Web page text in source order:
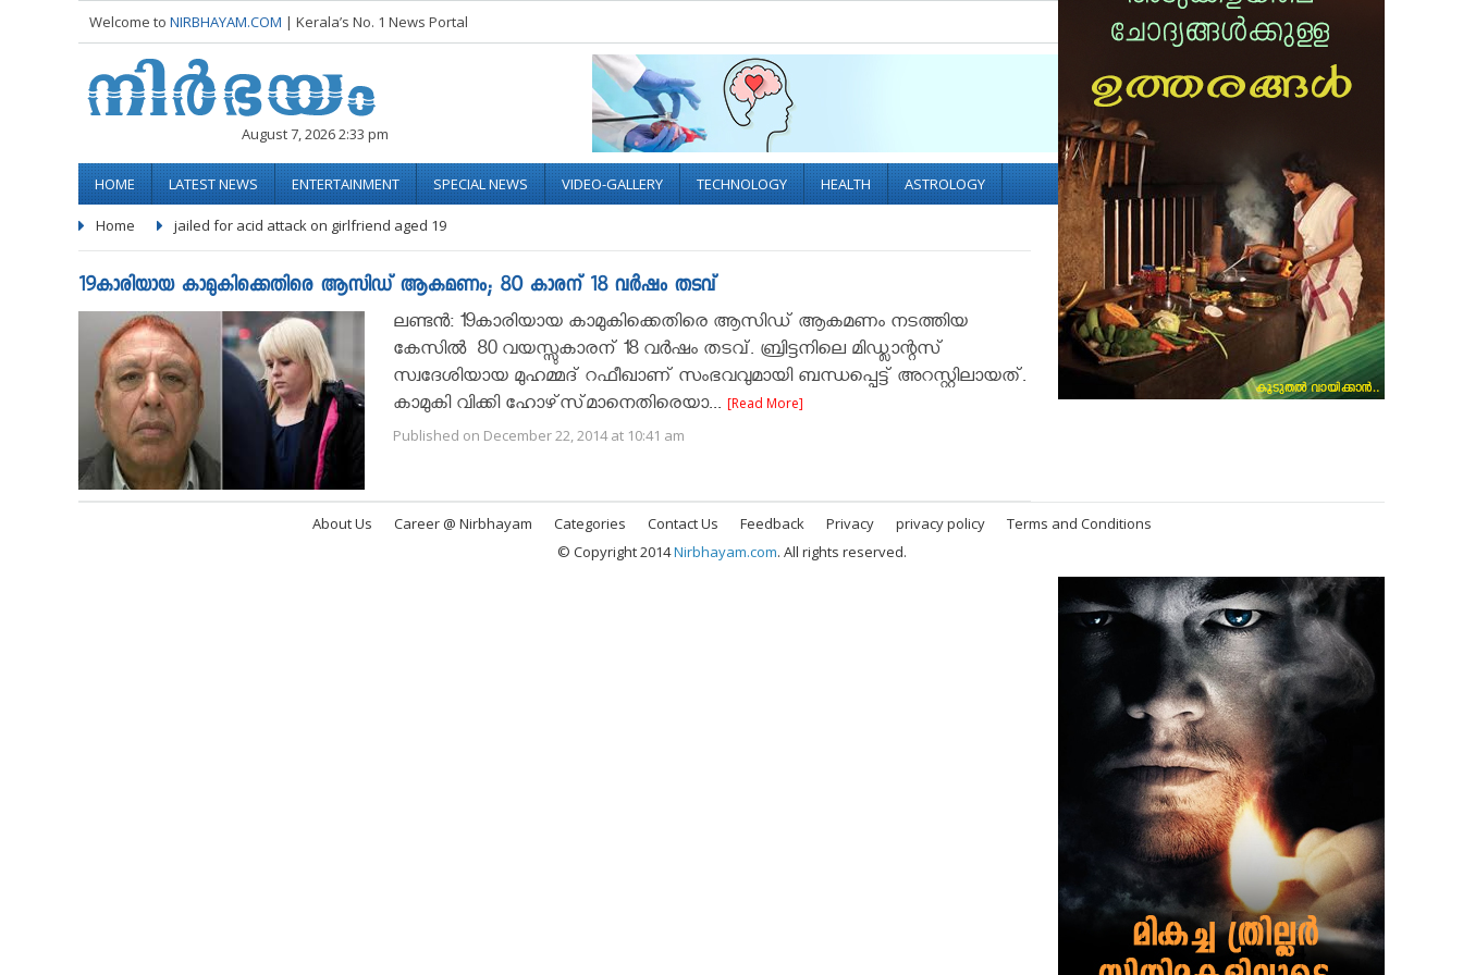
Welcome to NIRBHAYAM.COM | Kerala’s No. 1 News Portal Socialize with us
August 7, 2026 2:33 pm
HOME LATEST NEWS ENTERTAINMENT SPECIAL NEWS VIDEO-GALLERY TECHNOLOGY HEALTH ASTROLOGY
Home jailed for acid attack on girlfriend aged 19
19കാ­രി­യാ­യ കാ­മു­കി­ക്കെ­തി­രെ ആ­സി­ഡ്‌ ആ­ക­മ­ണം; 80 കാര­ന്‌ 18 വർ­ഷം ത­ട­വ്‌
ല­ണ്ടൻ: 19കാ­രി­യാ­യ കാ­മു­കി­ക്കെ­തി­രെ ആ­സി­ഡ്‌ ആ­ക­മ­ണം ന­ട­ത്തി­യ
കേസിൽ 80 വ­യ­സ്സു­കാ­ര­ന്‌ 18 വർ­ഷം ത­ട­വ്‌. ബ്രിട്ടനിലെ മിഡ്ലാന്റസ്
സ്വദേശിയായ മുഹമ്മദ് റഫീഖാണ് സംഭവവുമായി ബന്ധപ്പെട്ട് അറസ്റ്റിലായത്.
കാ­മു­കി വി­ക്കി ഹോ­ഴ്‌­സ്‌­മാ­നെ­തി­രെ­യാ­... [Read More]
Published on December 22, 2014 at 10:41 am
About Us Career @ Nirbhayam Categories Contact Us Feedback Privacy privacy policy
Terms and Conditions
© Copyright 2014Nirbhayam.com. All rights reserved.